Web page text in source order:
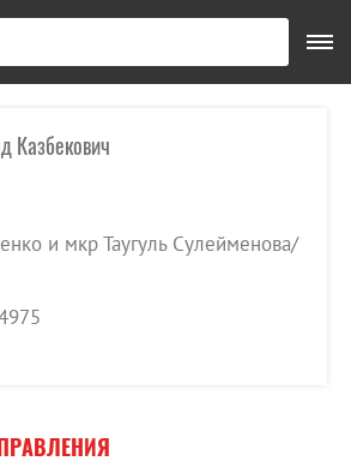
Казбекович
и мкр Таугуль Сулейменова/